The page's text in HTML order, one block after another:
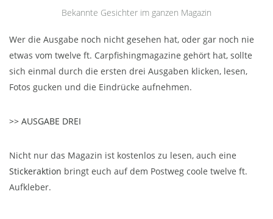
Bekannte Gesichter im ganzen Magazin
Wer die Ausgabe noch nicht gesehen hat, oder gar noch nie
etwas vom twelve ft. Carpfishingmagazine gehört hat, sollte
sich einmal durch die ersten drei Ausgaben klicken, lesen,
Fotos gucken und die Eindrücke aufnehmen.
>> AUSGABE DREI
Nicht nur das Magazin ist kostenlos zu lesen, auch eine
Stickeraktion bringt euch auf dem Postweg coole twelve ft.
Aufkleber.